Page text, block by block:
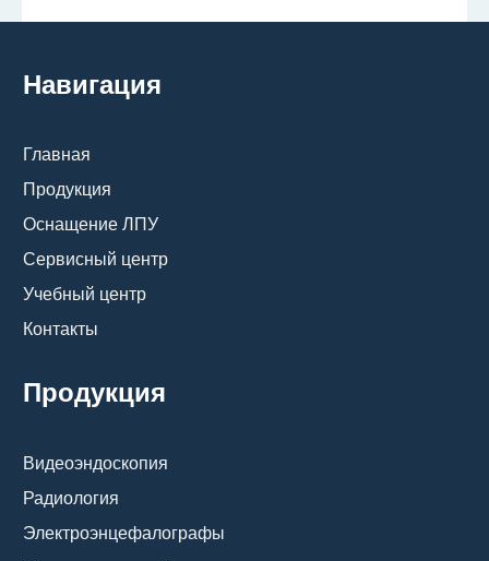
Навигация
Главная
Продукция
Оснащение ЛПУ
Сервисный центр
Учебный центр
Контакты
Продукция
Видеоэндоскопия
Радиология
Электроэнцефалографы